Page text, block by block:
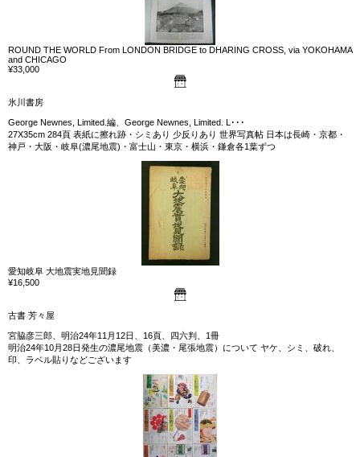
ROUND THE WORLD From LONDON BRIDGE to DHARING CROSS, via YOKOHAMA
and CHICAGO
¥33,000
氷川書房
George Newnes, Limited.編、George Newnes, Limited. L･･･
27X35cm 284頁 表紙に擦れ跡・シミあり 少反りあり 世界写真帖 日本は長崎・京都・
神戸・大阪・岐阜(濃尾地震)・富士山・東京・横浜・鎌倉各1葉ずつ
愛知岐阜 大地震実地見聞録
¥16,500
古書 芳々屋
宮脇彦三郎、明治24年11月12日、16頁、四六判、1冊
明治24年10月28日発生の濃尾地震（美濃・尾張地震）について ヤケ、シミ、破れ、
印、ラベル貼りなどございます